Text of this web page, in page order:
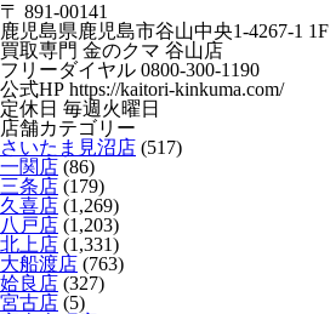
〒 891-00141
鹿児島県鹿児島市谷山中央1-4267-1 1F
買取専門 金のクマ 谷山店
フリーダイヤル 0800-300-1190
公式HP https://kaitori-kinkuma.com/
定休日 毎週火曜日
店舗カテゴリー
さいたま見沼店 (517)
一関店 (86)
三条店 (179)
久喜店 (1,269)
八戸店 (1,203)
北上店 (1,331)
大船渡店 (763)
姶良店 (327)
宮古店 (5)